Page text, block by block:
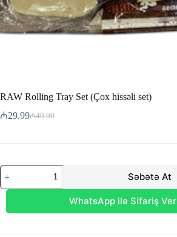
RAW Rolling Tray Set (Çox hissəli set)
₼40.00
Original
was:
₼29.99Current
is:
RAW
Rolling
Tray
(Çox
Səbətə At
WhatsApp ilə Sifariş Ver